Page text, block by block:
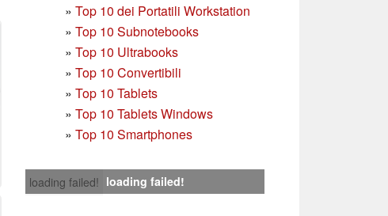
» Top 10 dei Portatili Workstation
» Top 10 Subnotebooks
» Top 10 Ultrabooks
» Top 10 Convertibili
» Top 10 Tablets
» Top 10 Tablets Windows
» Top 10 Smartphones
loading failed! loading failed!